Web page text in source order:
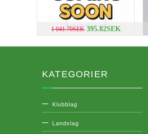
1 041.70SEK 395.82SEK
KATEGORIER
Klubblag
Landslag